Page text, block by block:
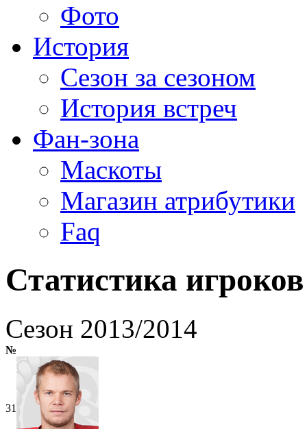
Фото
История
Сезон за сезоном
История встреч
Фан-зона
Маскоты
Магазин атрибутики
Faq
Статистика игроков
Cезон 2013/2014
№
31